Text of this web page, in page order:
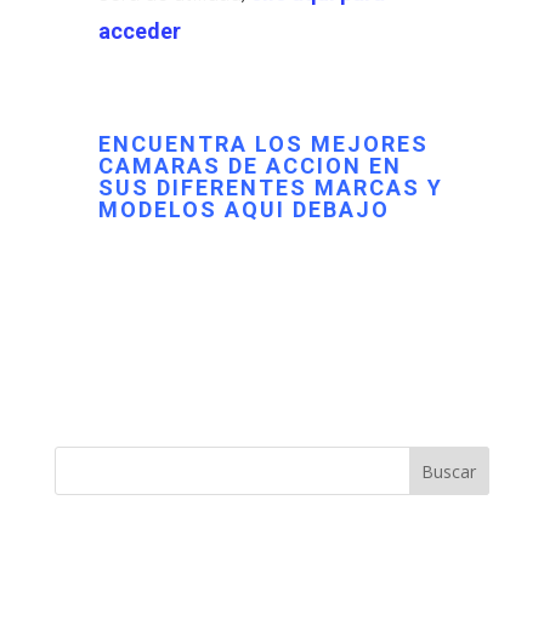
acceder
ENCUENTRA LOS MEJORES
CAMARAS DE ACCION EN
SUS DIFERENTES MARCAS Y
MODELOS AQUI DEBAJO
Buscar